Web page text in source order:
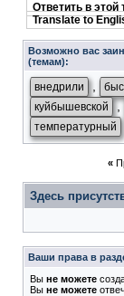
Ответить в этой
Translate to
Возможно вас
(темам):
внедрили
куйбышевской ,
температурный
«
Здесь
Ваши права в
Вы не можете
Вы не можете